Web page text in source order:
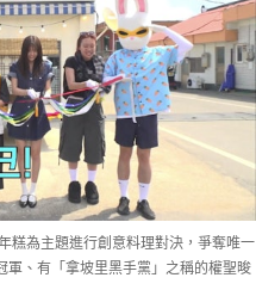
糕為主題進行創意料理對決，爭奪唯一
軍、有「拿坡里黑手黨」之稱的權聖晙